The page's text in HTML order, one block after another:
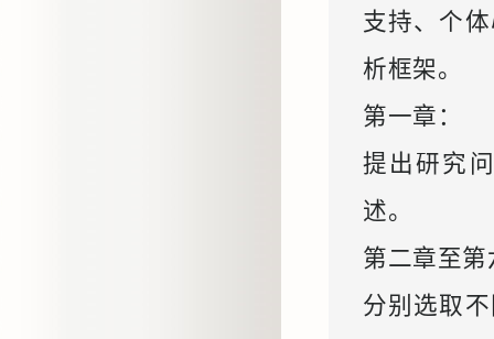
支持、个
析框架。
第一章：
提出研究
述。
第二章至第
分别选取